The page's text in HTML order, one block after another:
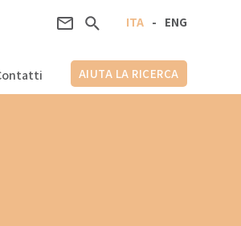
ENG
-
ITA
AIUTA LA RICERCA